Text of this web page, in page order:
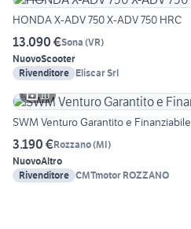
HONDA X-ADV 750 X-ADV 750 HRC
13.090 €Sona (VR)
NuovoScooter
Rivenditore Eliscar Srl
10
SWM Venturo Garantito e Finanziabile
3.190 €Rozzano(MI)
NuovoAltro
Rivenditore CMTmotor ROZZANO